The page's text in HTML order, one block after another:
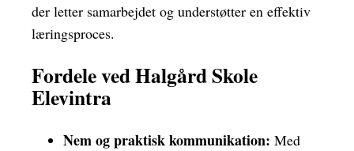
der letter samarbejdet og understøtter en effektiv
læringsproces.
Fordele ved Halgård Skole
Elevintra
Nem og praktisk kommunikation: Med